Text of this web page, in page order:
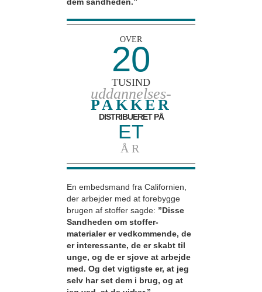
OVER
20
TUSIND
uddannelses-
PAKKER
DISTRIBUERET PÅ
ET
ÅR
En embedsmand fra Californien,
der arbejder med at forebygge
brugen af stoffer sagde: ”Disse
Sandheden om stoffer-
materialer er vedkommende, de
er interessante, de er skabt til
unge, og de er sjove at arbejde
med. Og det vigtigste er, at jeg
selv har set dem i brug, og at